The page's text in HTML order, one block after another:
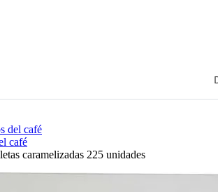
del café
café
caramelizadas 225 unidades